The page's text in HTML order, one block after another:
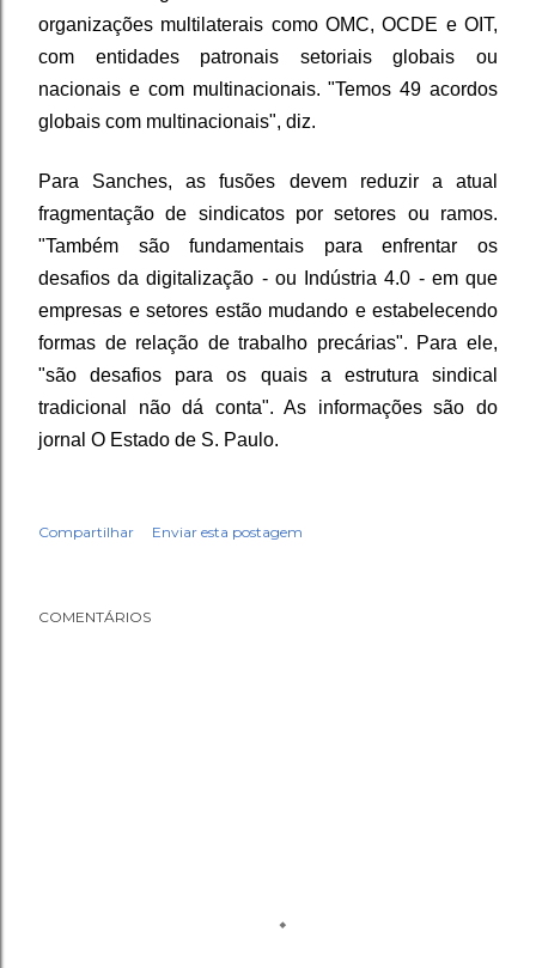
organizações multilaterais como OMC, OCDE e OIT,
com entidades patronais setoriais globais ou
nacionais e com multinacionais. "Temos 49 acordos
globais com multinacionais", diz.
Para Sanches, as fusões devem reduzir a atual
fragmentação de sindicatos por setores ou ramos.
"Também são fundamentais para enfrentar os
desafios da digitalização - ou Indústria 4.0 - em que
empresas e setores estão mudando e estabelecendo
formas de relação de trabalho precárias". Para ele,
"são desafios para os quais a estrutura sindical
tradicional não dá conta". As informações são do
jornal O Estado de S. Paulo.
Compartilhar Enviar esta postagem
COMENTÁRIOS